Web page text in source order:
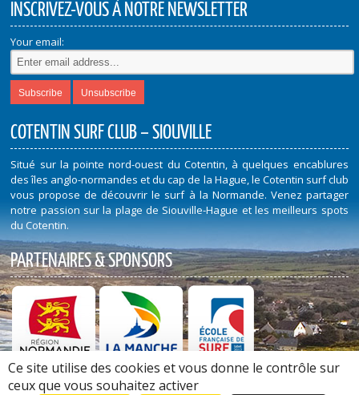
INSCRIVEZ-VOUS À NOTRE NEWSLETTER
Your email:
COTENTIN SURF CLUB – SIOUVILLE
Situé sur la pointe nord-ouest du Cotentin, à quelques encablures
des îles anglo-normandes et du cap de la Hague, le Cotentin surf club
vous propose de découvrir le surf à la Normande. Venez partager
notre passion sur la plage de Siouville-Hague et les meilleurs spots
du Cotentin.
PARTENAIRES & SPONSORS
Découvrez nos Partenaires et Sponsors
Ce site utilise des cookies et vous donne le contrôle sur
ceux que vous souhaitez activer